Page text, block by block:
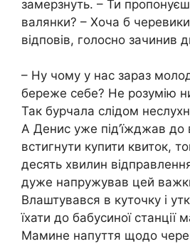
замерзнуть. – Ти
валянки? – Хоча б
відповів, голосно зачинив
– Ну чому у нас зараз
береже себе? Не розумію
Так бурчала слідом
А Денис уже під’їжджав до
встигнути купити квиток,
десять хвилин
дуже напружував цей
Влаштувався в куточку і
їхати до бабусиної станції
Мамине напуття щодо